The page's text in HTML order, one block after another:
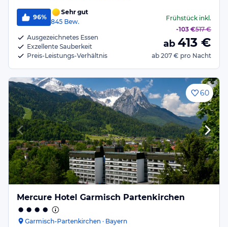
96%
Sehr gut
845 Bew.
Ausgezeichnetes Essen
Exzellente Sauberkeit
Preis-Leistungs-Verhältnis
Frühstückinkl.
-103 €517 €
ab 413 €
ab 207 € pro Nacht
60
Mercure Hotel Garmisch Partenkirchen
Garmisch-Partenkirchen · Bayern